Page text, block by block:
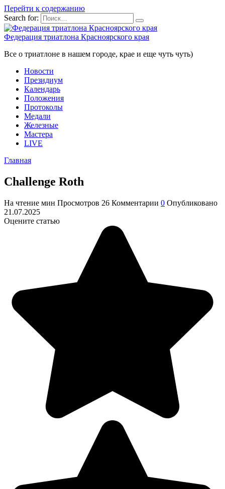
Перейти к содержанию
Search for:
Федерация триатлона Красноярского края
Все о триатлоне в нашем городе, крае и еще чуть чуть)
Новости
Президиум
Календарь
Положения
Протоколы
Медали
Железные
Мастера
LIVE
Главная
Challenge Roth
На чтение мин Просмотров 26 Комментарии 0 Опубликовано
21.07.2025
Оцените статью